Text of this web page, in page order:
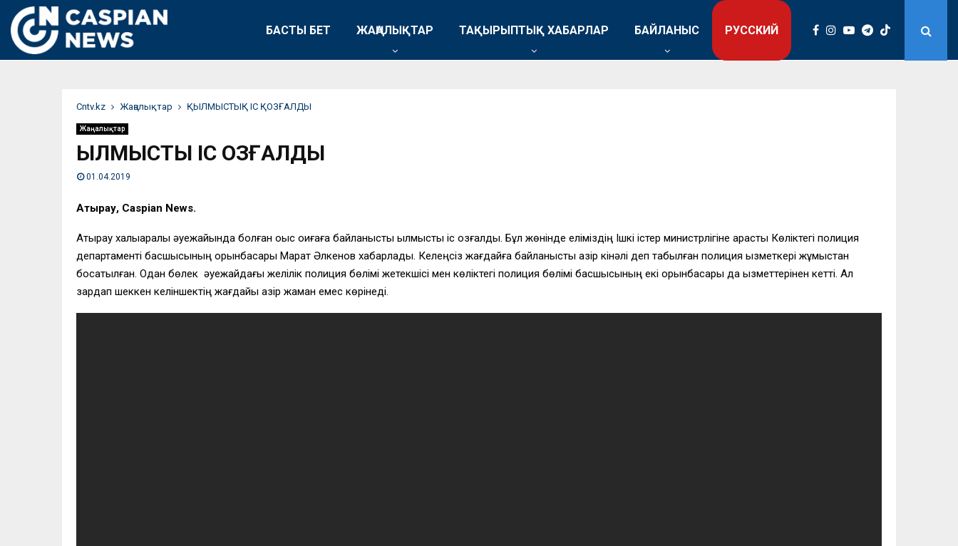
БАСТЫ БЕТ ЖАҢАЛЫҚТАР ТАҚЫРЫПТЫҚ ХАБАРЛАР БАЙЛАНЫС РУССКИЙ
Сntv.kz Жаңалықтар ҚЫЛМЫСТЫҚ ІС ҚОЗҒАЛДЫ
Жаңалықтар
ҚЫЛМЫСТЫҚ ІС ҚОЗҒАЛДЫ
01.04.2019
Атырау, Caspian News.
Атырау халықаралық әуежайында болған оқыс оқиғаға байланысты қылмыстық іс қозғалды. Бұл жөнінде еліміздің Ішкі істер министрлігіне қарасты Көліктегі полиция
департаменті басшысының орынбасары Марат Әлкенов хабарлады. Келеңсіз жағдайға байланысты қазір кінәлі деп табылған полиция қызметкері жұмыстан
босатылған. Одан бөлек әуежайдағы желілік полиция бөлімі жетекшісі мен көліктегі полиция бөлімі басшысының екі орынбасары да қызметтерінен кетті. Ал
зардап шеккен келіншектің жағдайы қазір жаман емес көрінеді.